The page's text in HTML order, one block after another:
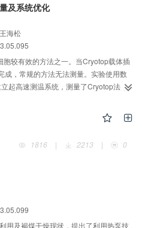
供科学参考。
及系统优化
海松
较有效的方法之一。当Cryotop载体插
成，常规的方法无法测量。实验使用数
起高速测温系统，测量了Cryotop法用
改变载体材料、厚度、冷源温度等条
现当使用60μm的铜质载板，使用浆状液
37130±1336 K/min，较商品化的
）提高了2倍。
1816
| 2213 | 0
用及褐煤干燥现状，提出了利用热泵技